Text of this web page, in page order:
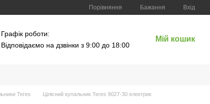
Порівняння Бажання Вхід
Графік роботи:
Відповідаємо на дзвінки з 9:00 до 18:00
Мій кошик
Teres Цілісний купальник Teres 9027-30 електрик